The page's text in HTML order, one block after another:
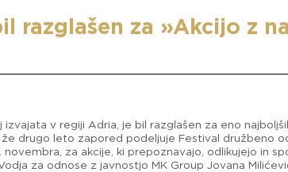
razglašen za »Akcijo z
izvajata v regiji Adria, je bil razglašen za eno
drugo leto zapored podeljuje Festival družbeno
za akcije, ki prepoznavajo, odlikujejo in
za odnose z javnostjo MK Group Jovana